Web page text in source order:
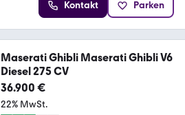
Kontakt Parken
Maserati Ghibli Maserati Ghibli V6
Diesel 275 CV
36.900 €
22% MwSt.